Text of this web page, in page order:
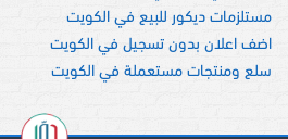
مستلزمات ديكور للبيع في الكويت
اضف اعلان بدون تسجيل في الكويت
سلع ومنتجات مستعملة في الكويت